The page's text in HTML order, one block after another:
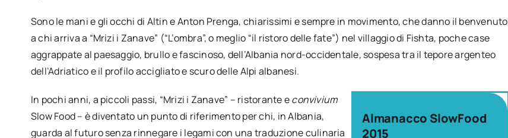
Sono le mani e gli occhi di Altin e Anton Prenga, chiarissimi e sempre in movimento, che danno il benvenuto
a chi arriva a “Mrizi i Zanave” (“L’ombra”, o meglio “il ristoro delle fate”) nel villaggio di Fishta, poche case
aggrappate al paesaggio, brullo e fascinoso, dell’Albania nord-occidentale, sospesa tra il tepore argenteo
dell’Adriatico e il profilo accigliato e scuro delle Alpi albanesi.
Almanacco SlowFood
2015
In pochi anni, a piccoli passi, “Mrizi i Zanave” – ristorante econvivium
Slow Food – è diventato un punto di riferimento per chi, in Albania,
guarda al futuro senza rinnegare i legami con una traduzione culinaria